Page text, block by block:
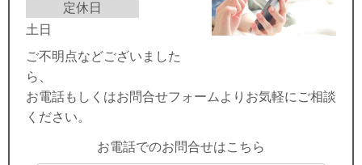
定休日
土日
ご不明点などございました
ら、
お電話もしくはお問合せフォームよりお気軽にご相談
ください。
お電話でのお問合せはこちら